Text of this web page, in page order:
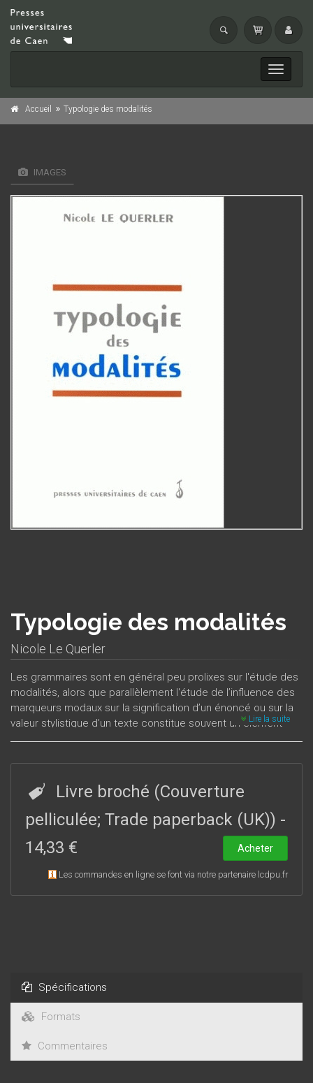
Toggle
Accueil Typologie des modalités
IMAGES
Typologie des modalités
Nicole Le Querler
Les grammaires sont en général peu prolixes sur l'étude des
modalités, alors que parallèlement l'étude de l’influence des
marqueurs modaux sur la signification d’un énoncé ou sur la
valeur stylistique d’un texte constitue souvent un élément
essentiel de l’analyse linguistique du français écrit ou oral. Le
permet de les classer selon différents types de modalisation,
alors que leur portée dans la phrase est souvent liée à leur
relation syntaxique avec le reste de l’énoncé.La modalité
étant définie comme l’expression de l’attitude qu’adopte le
locuteur par rapport au contenu propositionnel de son
énoncé, la typologie ici proposée s’organise autour du sujet
énonciateur en trois grands domaines de modalisation :
modalisation subjective (modalités épistémiques et
Lire la suite
Livre broché (Couverture
pelliculée; Trade paperback (UK)) -
14,33 €
Acheter
Les commandes en ligne se font via notre partenaire lcdpu.fr
Spécifications
Formats
Commentaires